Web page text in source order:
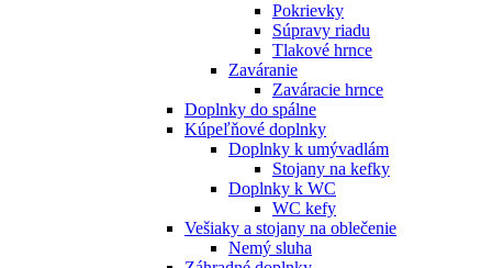
Pokrievky
Súpravy riadu
Tlakové hrnce
Zaváranie
Zaváracie hrnce
Doplnky do spálne
Kúpeľňové doplnky
Doplnky k umývadlám
Stojany na kefky
Doplnky k WC
WC kefy
Vešiaky a stojany na oblečenie
Nemý sluha